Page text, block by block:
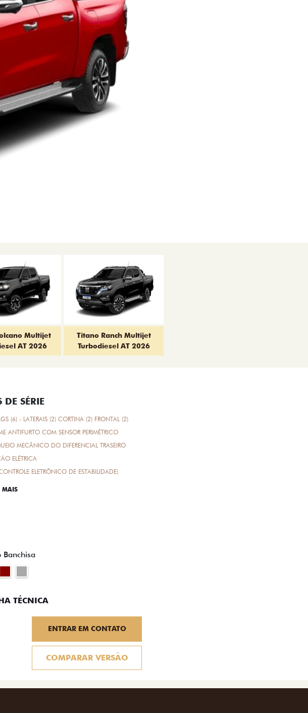
Multijet
AT 2026
Titano Ranch Multijet
Turbodiesel AT 2026
DE SÉRIE
(6) - LATERAIS (2) CORTINA (2) FRONTAL (2)
ANTIFURTO COM SENSOR PERIMÉTRICO
MECÂNICO DO DIFERENCIAL TRASEIRO
ELÉTRICA
ELETRÔNICO DE ESTABILIDADE)
MAIS
Banchisa
TÉCNICA
ENTRAR EM CONTATO
COMPARAR VERSÃO